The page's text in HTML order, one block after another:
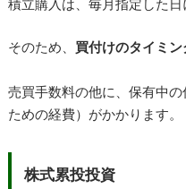
そのため、 買付けのタイミン
売買手数料の他に、保有中
ための経費）がかかります。
株式累投投資